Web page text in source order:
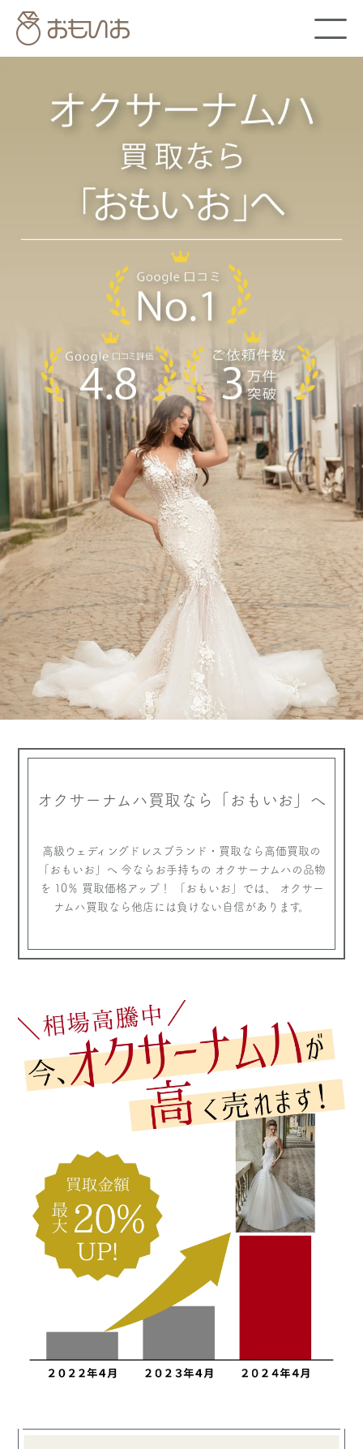
オクサーナムハ買取なら 「おもいお」へ
高級ウェディングドレスブランド・買取なら高価買取の
「おもいお」へ 今ならお手持ちの オクサーナムハの品物
を 10％ 買取価格アップ！
「おもいお」では、 オクサー
ナムハ買取なら他店には負けない自信があります。